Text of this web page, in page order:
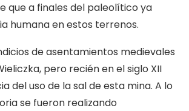
que a finales del paleolítico ya
humana en estos terrenos.
de asentamientos medievales
pero recién en el siglo XII
del uso de la sal de esta mina. A lo
se fueron realizando